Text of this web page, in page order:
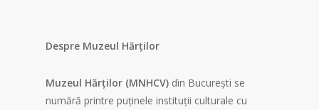
Despre Muzeul Hărților
Muzeul Hărților (MNHCV) din Bucureşti se
numără printre puținele instituţii culturale cu